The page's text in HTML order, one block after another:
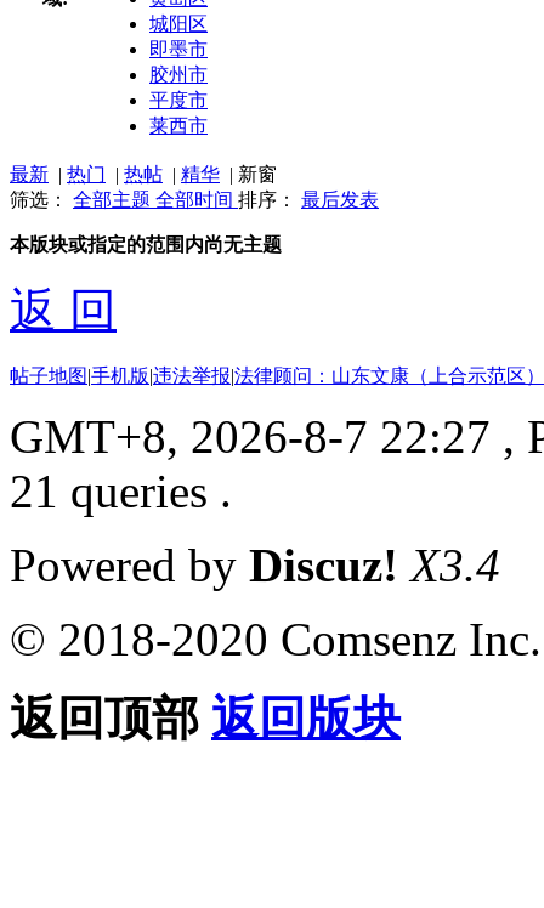
城阳区
即墨市
胶州市
平度市
莱西市
最新 | 热门 | 热帖 | 精华 | 新窗
筛选： 全部主题 全部时间 排序： 最后发表
本版块或指定的范围内尚无主题
返 回
帖子地图|手机版|违法举报|法律顾问：山东文康（上合示范区
GMT+8, 2026-8-7 22:27 ,
21 queries .
Powered by Discuz! X3.4
© 2018-2020 Comsenz Inc.
返回顶部 返回版块